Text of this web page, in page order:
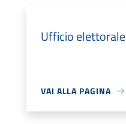
Ufficio elettorale
VAI ALLA PAGINA